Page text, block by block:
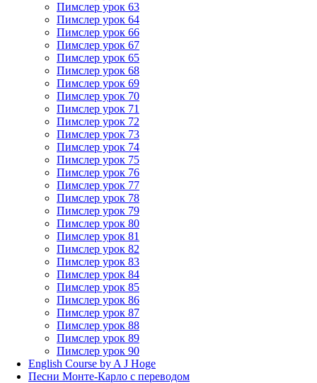
Пимслер урок 63
Пимслер урок 64
Пимслер урок 66
Пимслер урок 67
Пимслер урок 65
Пимслер урок 68
Пимслер урок 69
Пимслер урок 70
Пимслер урок 71
Пимслер урок 72
Пимслер урок 73
Пимслер урок 74
Пимслер урок 75
Пимслер урок 76
Пимслер урок 77
Пимслер урок 78
Пимслер урок 79
Пимслер урок 80
Пимслер урок 81
Пимслер урок 82
Пимслер урок 83
Пимслер урок 84
Пимслер урок 85
Пимслер урок 86
Пимслер урок 87
Пимслер урок 88
Пимслер урок 89
Пимслер урок 90
English Course by A J Hoge
Песни Монте-Карло с переводом